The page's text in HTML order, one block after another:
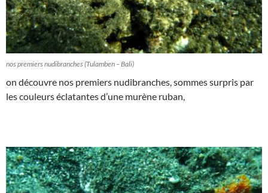
nos premiers nudibranches (Tulamben – Bali)
on découvre nos premiers nudibranches, sommes surpris par
les couleurs éclatantes d’une murène ruban,